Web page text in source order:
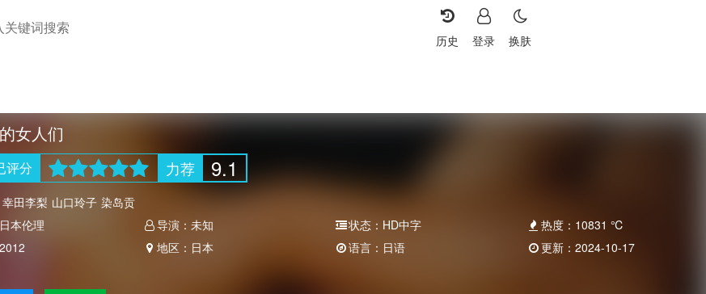
换肤
登录
历史
女人们
评分 力荐 9.1
幸田李梨 山口玲子 染岛贡
日本伦理 导演：未知 状态： HD中字 热度： 10831 ℃
2012 地区： 日本 语言： 日语 更新： 2024-10-17